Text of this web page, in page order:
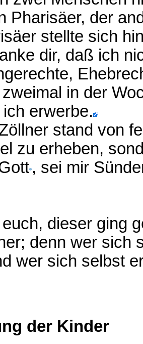
Pharisäer, der
stellte sich
dir, daß ich
in der
erwerbe.
stand von
zu erheben,
, sei mir
dieser ging
denn wer sich
wer sich selbst
der Kinder